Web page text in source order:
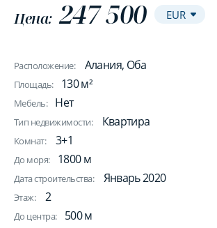
Цена: 247 500
Расположение: Алания, Оба
Площадь: 130 м²
Мебель: Нет
Тип недвижимости: Квартира
Комнат: 3+1
До моря: 1800 м
Дата строительства: Январь 2020
Этаж: 2
До центра: 500 м